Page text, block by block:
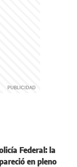
Federal: la
en pleno